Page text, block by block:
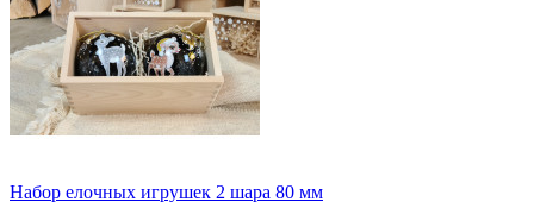
Набор елочных игрушек 2 шара 80 мм